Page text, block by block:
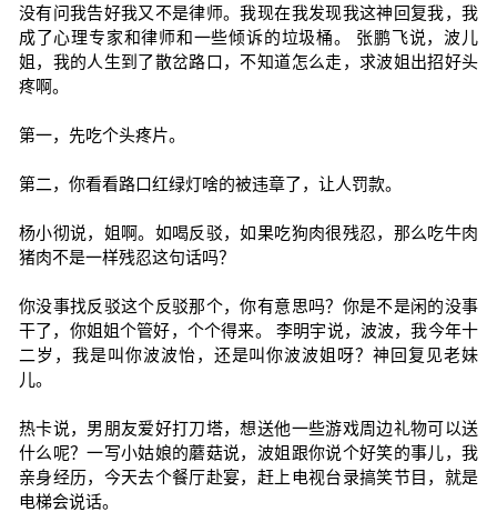
没有问我告好我又不是律师。我现在我发现我这神回复我，我
成了心理专家和律师和一些倾诉的垃圾桶。 张鹏飞说，波儿
姐，我的人生到了散岔路口，不知道怎么走，求波姐出招好头
疼啊。
第一，先吃个头疼片。
第二，你看看路口红绿灯啥的被违章了，让人罚款。
杨小彻说，姐啊。如喝反驳，如果吃狗肉很残忍，那么吃牛肉
猪肉不是一样残忍这句话吗？
你没事找反驳这个反驳那个，你有意思吗？你是不是闲的没事
干了，你姐姐个管好，个个得来。 李明宇说，波波，我今年十
二岁，我是叫你波波怡，还是叫你波波姐呀？神回复见老妹
儿。
热卡说，男朋友爱好打刀塔，想送他一些游戏周边礼物可以送
什么呢？一写小姑娘的蘑菇说，波姐跟你说个好笑的事儿，我
亲身经历，今天去个餐厅赴宴，赶上电视台录搞笑节目，就是
电梯会说话。